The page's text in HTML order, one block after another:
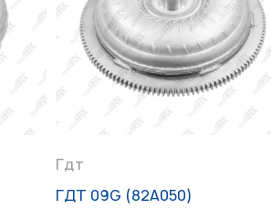
Гдт
ГДТ 09G (82A050)